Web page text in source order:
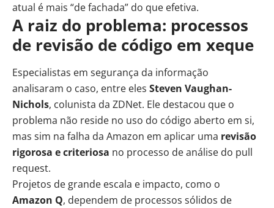
atual é mais “de fachada” do que efetiva.
A raiz do problema: processos
de revisão de código em xeque
Especialistas em segurança da informação
analisaram o caso, entre eles Steven Vaughan-
Nichols, colunista da ZDNet. Ele destacou que o
problema não reside no uso do código aberto em si,
mas sim na falha da Amazon em aplicar uma revisão
rigorosa e criteriosa no processo de análise do pull
request.
Projetos de grande escala e impacto, como o
Amazon Q, dependem de processos sólidos de